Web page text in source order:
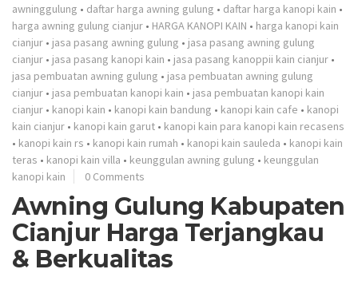
awninggulung • daftar harga awning gulung • daftar harga kanopi kain •
harga awning gulung cianjur • HARGA KANOPI KAIN • harga kanopi kain
cianjur • jasa pasang awning gulung • jasa pasang awning gulung
cianjur • jasa pasang kanopi kain • jasa pasang kanoppii kain cianjur •
jasa pembuatan awning gulung • jasa pembuatan awning gulung
cianjur • jasa pembuatan kanopi kain • jasa pembuatan kanopi kain
cianjur • kanopi kain • kanopi kain bandung • kanopi kain cafe • kanopi
kain cianjur • kanopi kain garut • kanopi kain para kanopi kain recasens
• kanopi kain rs • kanopi kain rumah • kanopi kain sauleda • kanopi kain
teras • kanopi kain villa • keunggulan awning gulung • keunggulan
kanopi kain
0 Comments
Awning Gulung Kabupaten
Cianjur Harga Terjangkau
& Berkualitas